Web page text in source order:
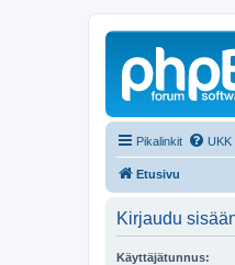
Pikalinkit UKK
Etusivu
Kirjaudu
Käyttäjätunnus: